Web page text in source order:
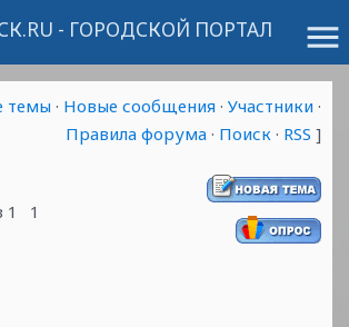
menu
- ГОРОДСКОЙ ПОРТАЛ
темы · Новые сообщения · Участники ·
Правила форума · Поиск · RSS ]
1 1